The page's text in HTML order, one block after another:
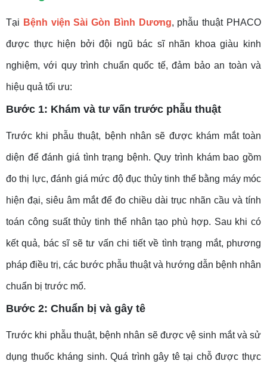
Tại Bệnh viện Sài Gòn Bình Dương, phẫu thuật PHACO
được thực hiện bởi đội ngũ bác sĩ nhãn khoa giàu kinh
nghiệm, với quy trình chuẩn quốc tế, đảm bảo an toàn và
hiệu quả tối ưu:
Bước 1: Khám và tư vấn trước phẫu thuật
Trước khi phẫu thuật, bệnh nhân sẽ được khám mắt toàn
diện để đánh giá tình trạng bệnh. Quy trình khám bao gồm
đo thị lực, đánh giá mức độ đục thủy tinh thể bằng máy móc
hiện đại, siêu âm mắt để đo chiều dài trục nhãn cầu và tính
toán công suất thủy tinh thể nhân tạo phù hợp. Sau khi có
kết quả, bác sĩ sẽ tư vấn chi tiết về tình trạng mắt, phương
pháp điều trị, các bước phẫu thuật và hướng dẫn bệnh nhân
chuẩn bị trước mổ.
Bước 2: Chuẩn bị và gây tê
Trước khi phẫu thuật, bệnh nhân sẽ được vệ sinh mắt và sử
dụng thuốc kháng sinh. Quá trình gây tê tại chỗ được thực